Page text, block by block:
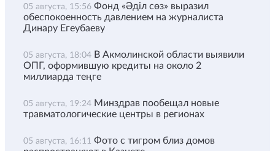
05 августа, 15:56 Фонд «Әділ сөз» выразил
обеспокоенность давлением на журналиста
Динару Егеубаеву
05 августа, 18:04 В Акмолинской области выявили
ОПГ, оформившую кредиты на около 2
миллиарда теңге
05 августа, 19:24 Минздрав пообещал новые
травматологические центры в регионах
05 августа, 16:11 Фото с тигром близ домов